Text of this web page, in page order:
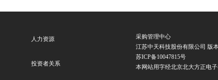
人力资源
投资者关系
采购管理中心
江苏中天科技股份有限公司 版
苏ICP备10047815号
本网站用字经北京北大方正电